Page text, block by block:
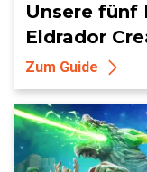
Unsere fünf
Eldrador
Zum Guide